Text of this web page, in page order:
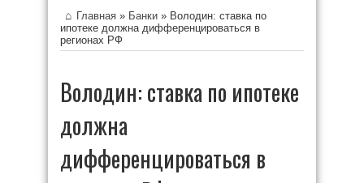
Главная » Банки » Володин: ставка по
ипотеке должна дифференцироваться в
регионах РФ
Володин: ставка по ипотеке
должна
дифференцироваться в